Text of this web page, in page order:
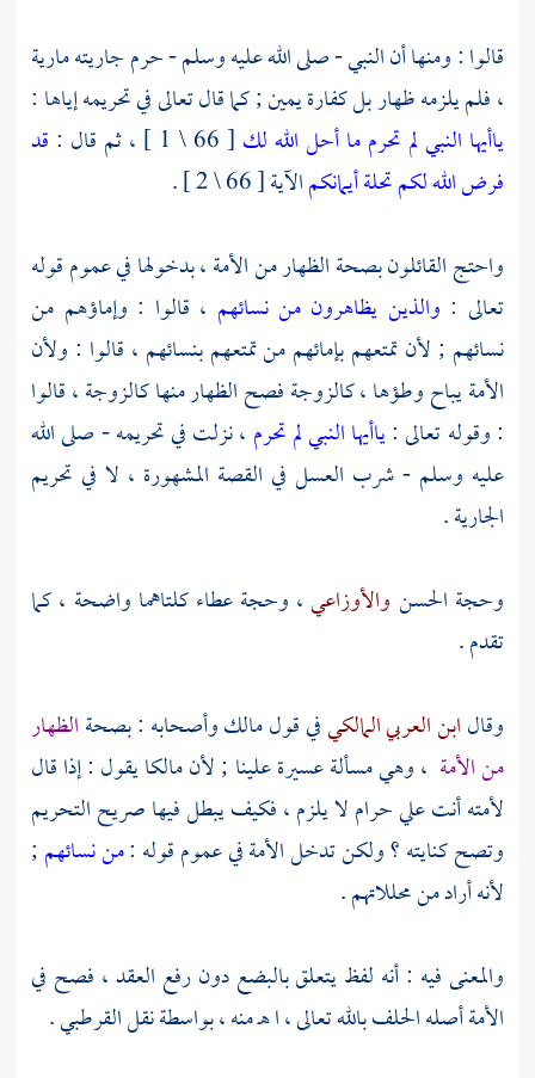
قالوا : ومنها أن النبي - صلى الله عليه وسلم - حرم جاريته مارية
، فلم يلزمه ظهار بل كفارة يمين ; كما قال تعالى في تحريمه إياها :
ياأيها النبي لم تحرم ما أحل الله لك [ 66 \ 1 ] ، ثم قال :
قد
فرض الله لكم تحلة أيمانكمالآية [ 66 \ 2 ] .
واحتج القائلون بصحة الظهار من الأمة ، بدخولها في عموم قوله
تعالى : والذين يظاهرون من نسائهم ، قالوا : وإماؤهم من
نسائهم ; لأن تمتعهم بإمائهم من تمتعهم بنسائهم ، قالوا : ولأن
الأمة يباح وطؤها ، كالزوجة فصح الظهار منها كالزوجة ، قالوا
: وقوله تعالى :ياأيها النبي لم تحرم ، نزلت في تحريمه - صلى الله
عليه وسلم - شرب العسل في القصة المشهورة ، لا في تحريم
الجارية .
وحجة الحسن والأوزاعي، وحجةعطاءكلتاهما واضحة ، كما
تقدم .
وقالابن العربي المالكيفي قولمالكوأصحابه : بصحةالظهار
من الأمة ، وهي مسألة عسيرة علينا ; لأنمالكايقول : إذا قال
لأمته أنت علي حرام لا يلزم ، فكيف يبطل فيها صريح التحريم
وتصح كنايته ؟ ولكن تدخل الأمة في عموم قوله :من نسائهم;
لأنه أراد من محللاتهم .
والمعنى فيه : أنه لفظ يتعلق بالبضع دون رفع العقد ، فصح في
الأمة أصله الحلف بالله تعالى ، ا هـ منه ، بواسطة نقلالقرطبي.